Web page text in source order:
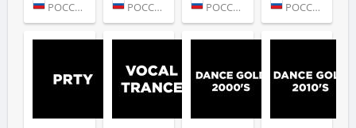
РОССИЯ (МОСКВА) РОССИЯ (МОСКВА) РОССИЯ (МОСКВА) РОССИЯ (МОСКВА)